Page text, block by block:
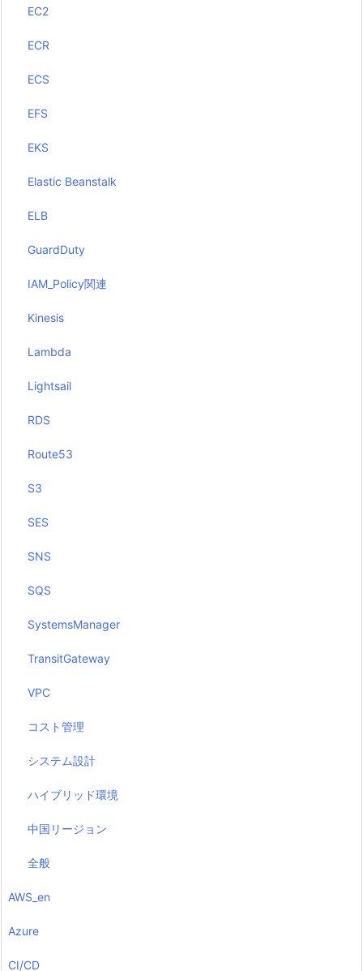
EC2
ECR
ECS
EFS
EKS
Elastic Beanstalk
ELB
GuardDuty
IAM_Policy関連
Kinesis
Lambda
Lightsail
RDS
Route53
S3
SES
SNS
SQS
SystemsManager
TransitGateway
VPC
コスト管理
システム設計
ハイブリッド環境
中国リージョン
全般
AWS_en
Azure
CI/CD